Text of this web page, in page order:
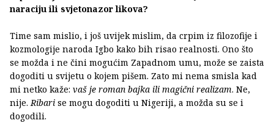
naraciju ili svjetonazor likova?
Time sam mislio, i još uvijek mislim, da crpim iz filozofije i
kozmologije naroda Igbo kako bih risao realnosti. Ono što
se možda i ne čini mogućim Zapadnom umu, može se zaista
dogoditi u svijetu o kojem pišem. Zato mi nema smisla kad
mi netko kaže: vaš je roman bajka ili magični realizam. Ne,
nije.Ribari se mogu dogoditi u Nigeriji, a možda su se i
dogodili.